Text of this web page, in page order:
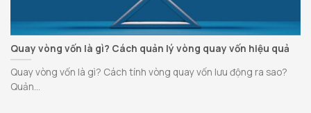
Quay vòng vốn là gì? Cách quản lý vòng quay vốn hiệu quả
Quay vòng vốn là gì? Cách tính vòng quay vốn lưu động ra sao?
Quản...